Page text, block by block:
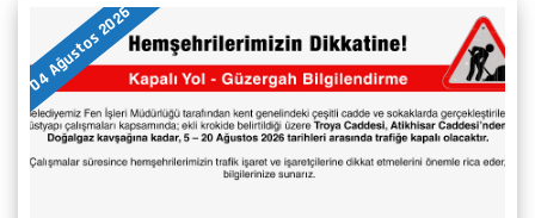
04 Ağustos 2026